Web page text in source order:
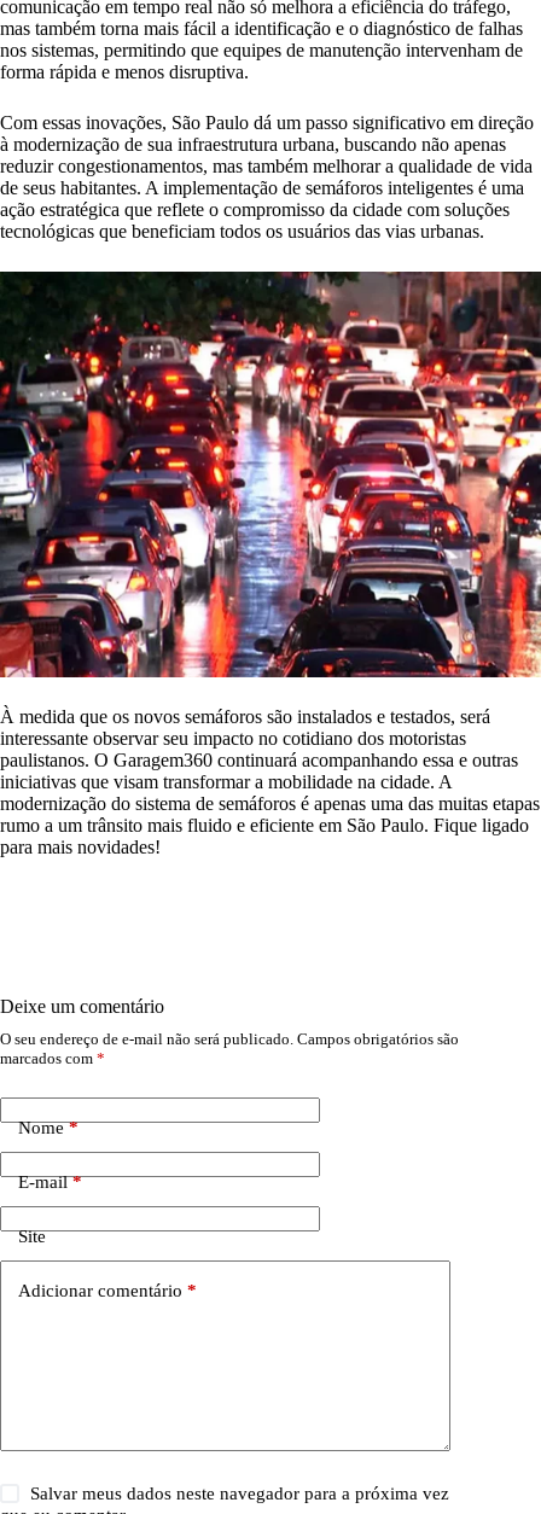
comunicação em tempo real não só melhora a eficiência do tráfego,
mas também torna mais fácil a identificação e o diagnóstico de falhas
nos sistemas, permitindo que equipes de manutenção intervenham de
forma rápida e menos disruptiva.
Com essas inovações, São Paulo dá um passo significativo em direção
à modernização de sua infraestrutura urbana, buscando não apenas
reduzir congestionamentos, mas também melhorar a qualidade de vida
de seus habitantes. A implementação de semáforos inteligentes é uma
ação estratégica que reflete o compromisso da cidade com soluções
tecnológicas que beneficiam todos os usuários das vias urbanas.
À medida que os novos semáforos são instalados e testados, será
interessante observar seu impacto no cotidiano dos motoristas
paulistanos. O Garagem360 continuará acompanhando essa e outras
iniciativas que visam transformar a mobilidade na cidade. A
modernização do sistema de semáforos é apenas uma das muitas etapas
rumo a um trânsito mais fluido e eficiente em São Paulo. Fique ligado
para mais novidades!
Deixe um comentário
O seu endereço de e-mail não será publicado. Campos obrigatórios são
marcados com *
Nome*
E-mail*
Site
Adicionar comentário *
Salvar meus dados neste navegador para a próxima vez